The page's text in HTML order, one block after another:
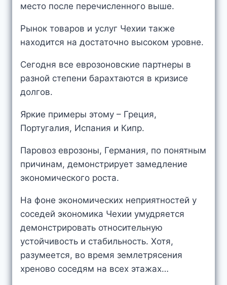
место после перечисленного выше.
Рынок товаров и услуг Чехии также
находится на достаточно высоком уровне.
Сегодня все еврозоновские партнеры в
разной степени барахтаются в кризисе
долгов.
Яркие примеры этому – Греция,
Португалия, Испания и Кипр.
Паровоз еврозоны, Германия, по понятным
причинам, демонстрирует замедление
экономического роста.
На фоне экономических неприятностей у
соседей экономика Чехии умудряется
демонстрировать относительную
устойчивость и стабильность. Хотя,
разумеется, во время землетрясения
хреново соседям на всех этажах…